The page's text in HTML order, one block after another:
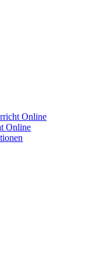
Online
Online